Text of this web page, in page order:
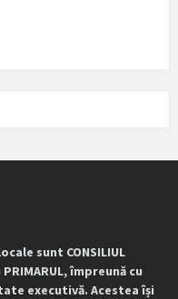
sunt CONSILIUL
împreună cu
executivă. Acestea își